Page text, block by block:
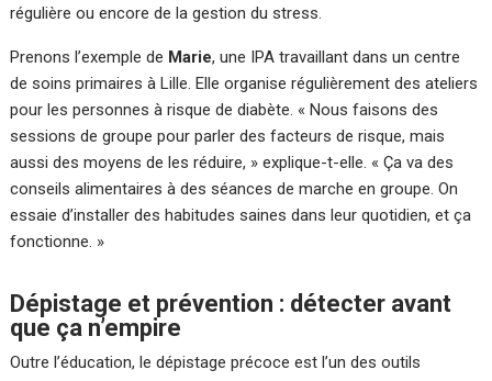
régulière ou encore de la gestion du stress.
Prenons l’exemple de Marie, une IPA travaillant dans un centre
de soins primaires à Lille. Elle organise régulièrement des ateliers
pour les personnes à risque de diabète. « Nous faisons des
sessions de groupe pour parler des facteurs de risque, mais
aussi des moyens de les réduire, » explique-t-elle. « Ça va des
conseils alimentaires à des séances de marche en groupe. On
essaie d’installer des habitudes saines dans leur quotidien, et ça
fonctionne. »
Dépistage et prévention : détecter avant
que ça n’empire
Outre l’éducation, le dépistage précoce est l’un des outils